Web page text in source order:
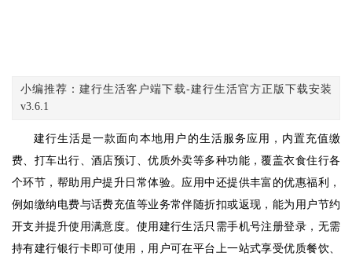
小编推荐：建行生活客户端下载-建行生活官方正版下载安装
v3.6.1
建行生活是一款面向本地用户的生活服务应用，内置充值缴
费、打车出行、酒店预订、优质外卖等多种功能，覆盖衣食住行各
个环节，帮助用户提升日常体验。应用中还提供丰富的优惠福利，
例如缴纳电费与话费充值等业务常伴随折扣或返现，能为用户节约
开支并提升使用满意度。使用建行生活只需手机号注册登录，无需
持有建行银行卡即可使用，用户可在平台上一站式享受优质餐饮、